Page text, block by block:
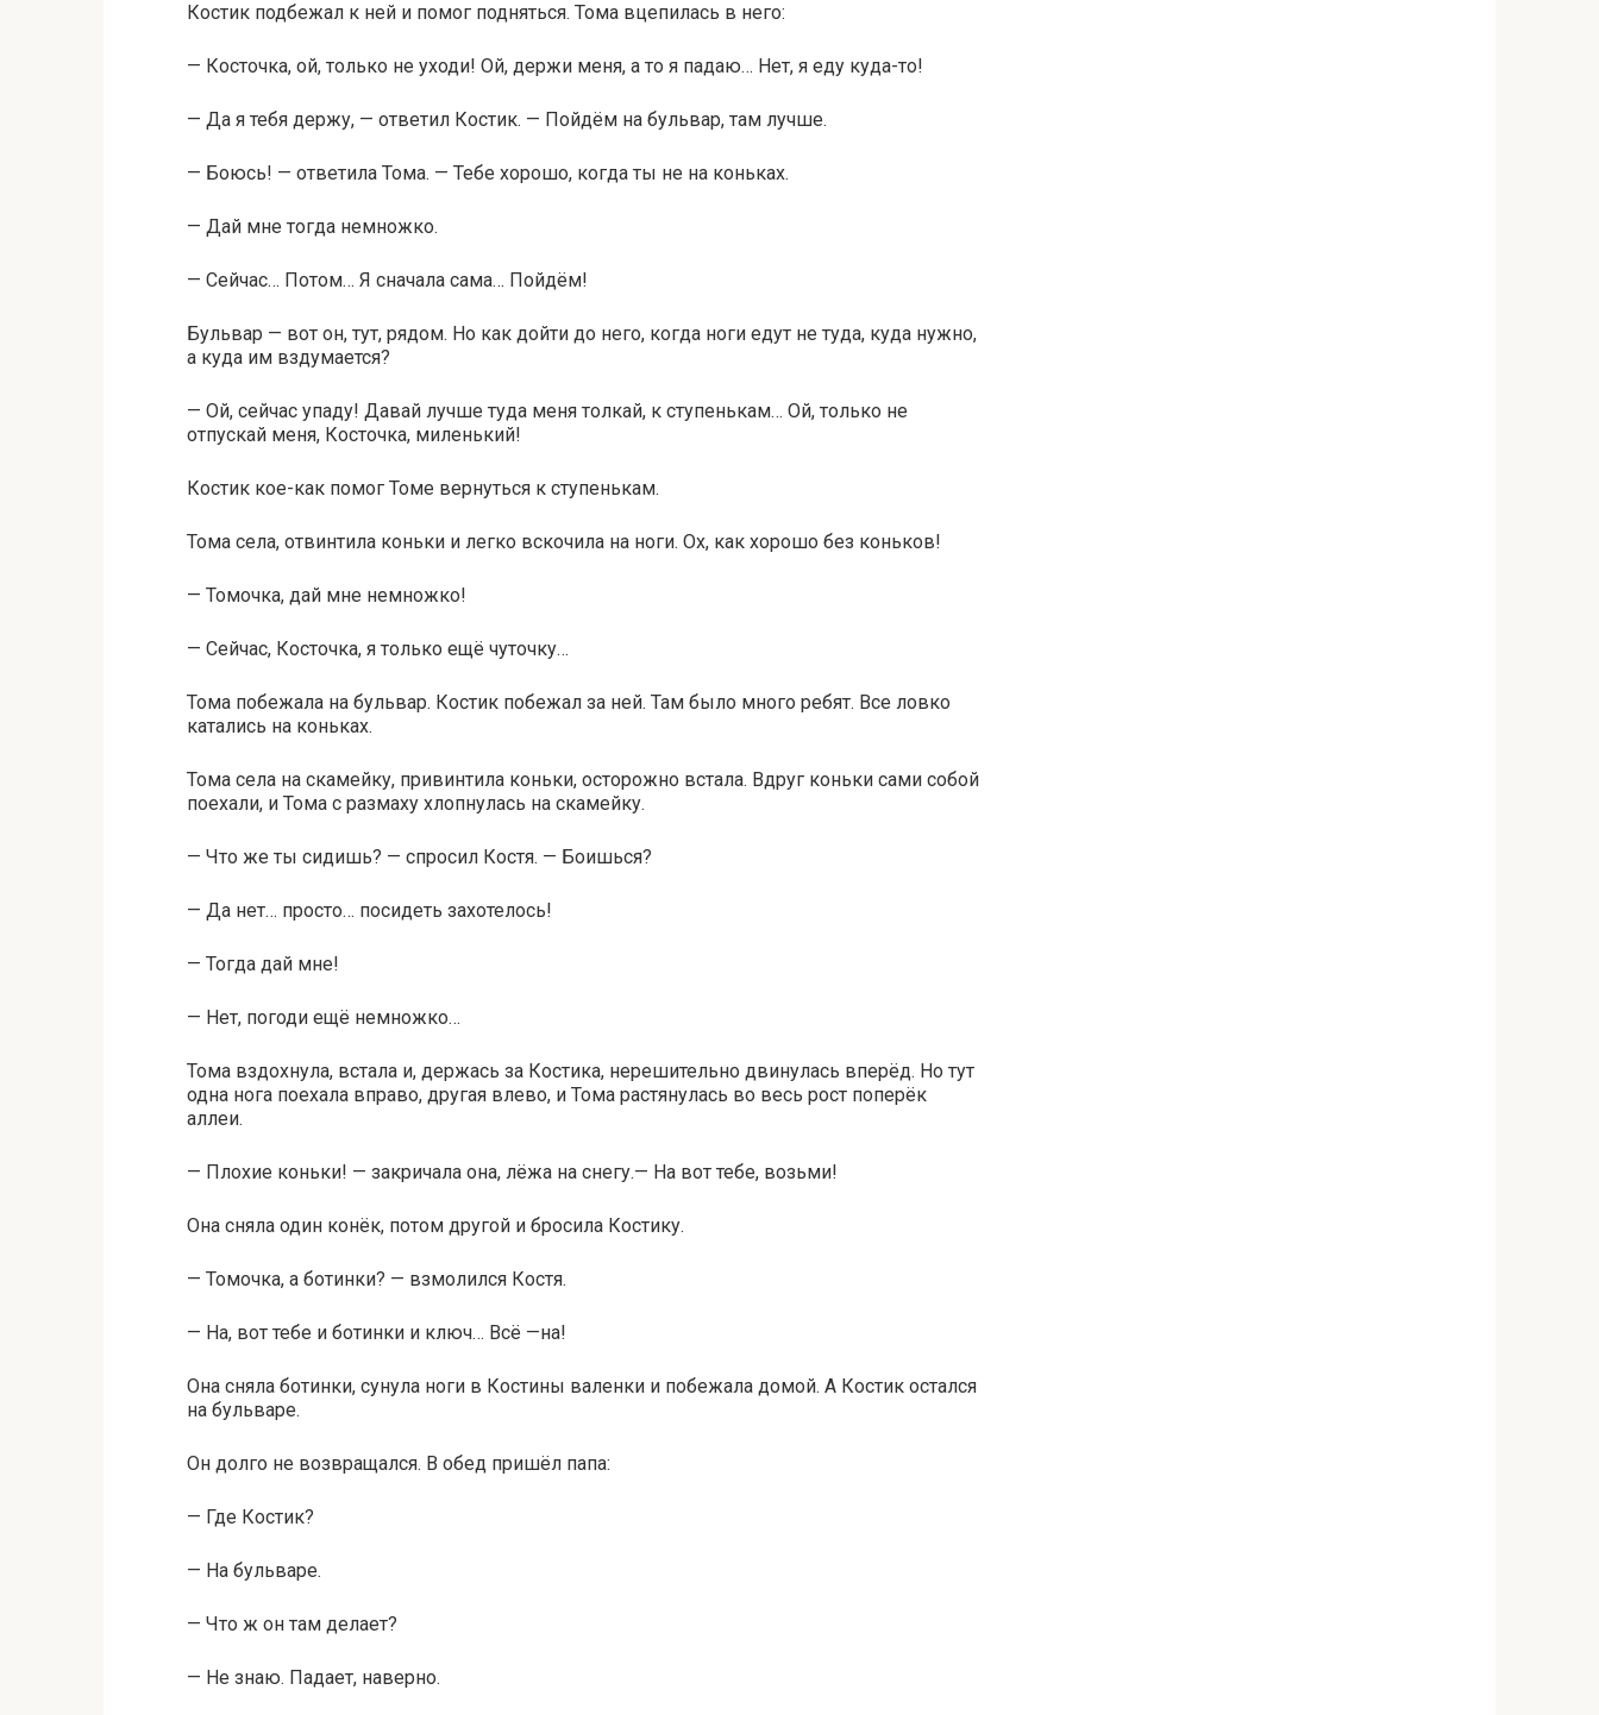
Костик подбежал к ней и помог подняться. Тома вцепилась в него:
— Косточка, ой, только не уходи! Ой, держи меня, а то я падаю… Нет, я еду куда-то!
— Да я тебя держу, — ответил Костик. — Пойдём на бульвар, там лучше.
— Боюсь! — ответила Тома. — Тебе хорошо, когда ты не на коньках.
— Дай мне тогда немножко.
— Сейчас… Потом… Я сначала сама… Пойдём!
Бульвар — вот он, тут, рядом. Но как дойти до него, когда ноги едут не туда, куда нужно,
а куда им вздумается?
— Ой, сейчас упаду! Давай лучше туда меня толкай, к ступенькам… Ой, только не
отпускай меня, Косточка, миленький!
Костик кое-как помог Томе вернуться к ступенькам.
Тома села, отвинтила коньки и легко вскочила на ноги. Ох, как хорошо без коньков!
— Томочка, дай мне немножко!
— Сейчас, Косточка, я только ещё чуточку…
Тома побежала на бульвар. Костик побежал за ней. Там было много ребят. Все ловко
катались на коньках.
Тома села на скамейку, привинтила коньки, осторожно встала. Вдруг коньки сами собой
поехали, и Тома с размаху хлопнулась на скамейку.
— Что же ты сидишь? — спросил Костя. — Боишься?
— Да нет… просто… посидеть захотелось!
— Тогда дай мне!
— Нет, погоди ещё немножко…
Тома вздохнула, встала и, держась за Костика, нерешительно двинулась вперёд. Но тут
одна нога поехала вправо, другая влево, и Тома растянулась во весь рост поперёк
аллеи.
— Плохие коньки! — закричала она, лёжа на снегу.— На вот тебе, возьми!
Она сняла один конёк, потом другой и бросила Костику.
— Томочка, а ботинки? — взмолился Костя.
— На, вот тебе и ботинки и ключ… Всё —на!
Она сняла ботинки, сунула ноги в Костины валенки и побежала домой. А Костик остался
на бульваре.
Он долго не возвращался. В обед пришёл папа:
— Где Костик?
— На бульваре.
— Что ж он там делает?
— Не знаю. Падает, наверно.